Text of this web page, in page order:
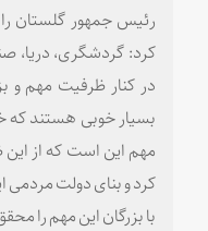
رئیس جمهور گلستان
کرد: گردشگری، دریا،
در کنار ظرفیت مهم و
بسیار خوبی هستند که
مهم این است که از
کرد و بنای دولت
با بزرگان این مهم را